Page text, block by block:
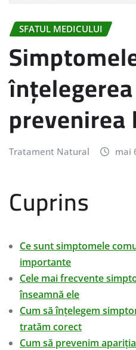
SFATUL MEDICULUI
prevenirea
Tratament Natural mai
Cuprins
Ce sunt simptomele
importante
Cele mai frecvente
înseamnă ele
Cum să înțelegem
tratăm corect
Cum să prevenim